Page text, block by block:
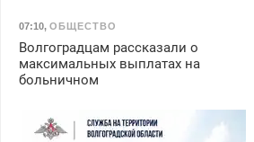
07:10, ОБЩЕСТВО
Волгоградцам рассказали о
максимальных выплатах на
больничном